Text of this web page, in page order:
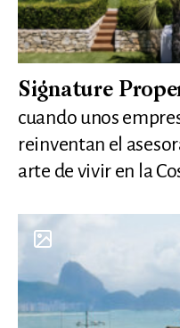
Signature
cuando unos
reinventan el
arte de vivir en la